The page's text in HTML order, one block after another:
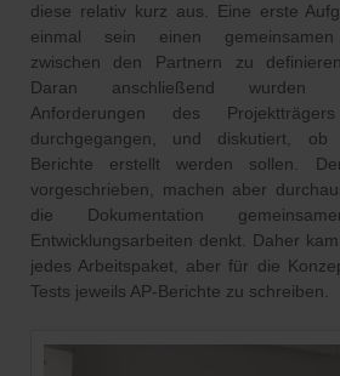
diese relativ kurz aus. Eine erste
einmal sein einen gemeinsamen
zwischen den Partnern zu
Daran anschließend wurden
Anforderungen des
durchgegangen, und diskutiert, ob
Berichte erstellt werden sollen.
vorgeschrieben, machen aber
die Dokumentation
Entwicklungsarbeiten denkt. Daher
jedes Arbeitspaket, aber für die
Tests jeweils AP-Berichte zu schreiben.